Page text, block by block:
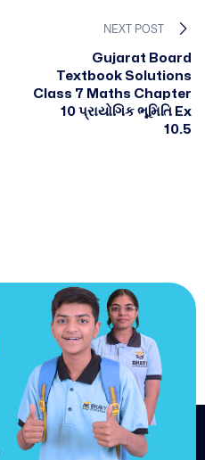
NEXT POST
Gujarat Board
Textbook Solutions
Class 7 Maths Chapter
10 પ્રાયોગિક ભૂમિતિ Ex
10.5